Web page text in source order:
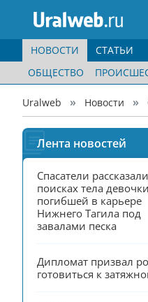
НОВОСТИ
ОБЩЕСТВО
СТАТЬИ
Uralweb Новости
Лента новостей
Спасатели
поисках тела
погибшей в карьере
Нижнего Тагила под
завалами песка
Дипломат призвал
готовиться к